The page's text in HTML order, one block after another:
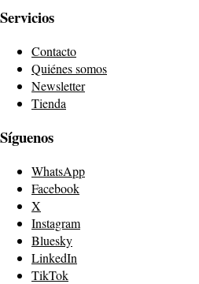
Servicios
Contacto
Quiénes somos
Newsletter
Tienda
Síguenos
WhatsApp
Facebook
X
Instagram
Bluesky
LinkedIn
TikTok